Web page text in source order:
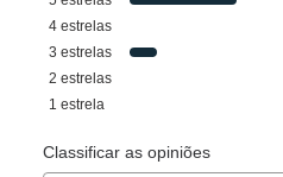
4 estrelas
3 estrelas
2 estrelas
1 estrela
Classificar as opiniões